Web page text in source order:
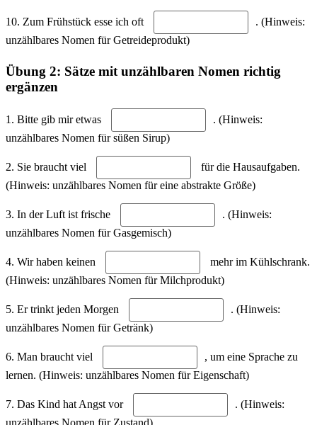
10. Zum Frühstück esse ich oft
. (Hinweis:
unzählbares Nomen für Getreideprodukt)
Übung 2: Sätze mit unzählbaren Nomen richtig
ergänzen
1. Bitte gib mir etwas
. (Hinweis:
unzählbares Nomen für süßen Sirup)
2. Sie braucht viel
für die Hausaufgaben.
(Hinweis: unzählbares Nomen für eine abstrakte Größe)
3. In der Luft ist frische
. (Hinweis:
unzählbares Nomen für Gasgemisch)
4. Wir haben keinen
mehr im Kühlschrank.
(Hinweis: unzählbares Nomen für Milchprodukt)
5. Er trinkt jeden Morgen
. (Hinweis:
unzählbares Nomen für Getränk)
6. Man braucht viel
, um eine Sprache zu
lernen. (Hinweis: unzählbares Nomen für Eigenschaft)
7. Das Kind hat Angst vor
. (Hinweis:
unzählbares Nomen für Zustand)